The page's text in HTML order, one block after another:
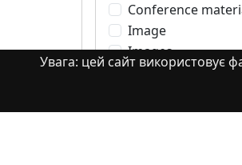
Увага: цей сайт використовує
Conference
Image
Images
Learning Object
Monograph.